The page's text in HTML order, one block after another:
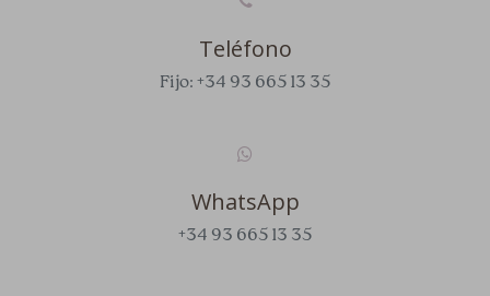
Teléfono
Fijo: +34 93 665 13 35
WhatsApp
+34 93 665 13 35